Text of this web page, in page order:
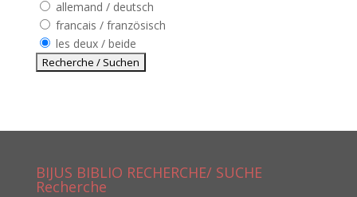
allemand / deutsch
francais / französisch
les deux / beide
BIJUS BIBLIO RECHERCHE/ SUCHE
Recherche